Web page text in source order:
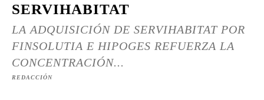
SERVIHABITAT
LA ADQUISICIÓN DE SERVIHABITAT POR
FINSOLUTIA E HIPOGES REFUERZA LA
CONCENTRACIÓN...
REDACCIÓN